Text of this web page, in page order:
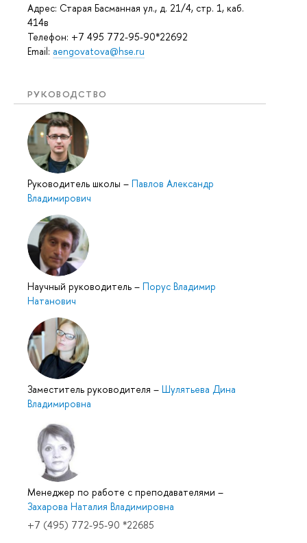
Адрес: Старая Басманная ул., д. 21/4, стр. 1, каб.
414в
Телефон: +7 495 772-95-90*22692
Email: aengovatova@hse.ru
РУКОВОДСТВО
Руководитель школы – Павлов Александр
Владимирович
Научный руководитель – Порус Владимир
Натанович
Заместитель руководителя – Шулятьева Дина
Владимировна
Менеджер по работе с преподавателями –
Захарова Наталия Владимировна
+7 (495) 772-95-90 *22685